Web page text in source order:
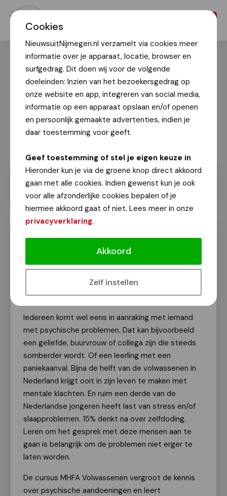
Cookies
NieuwsuitNijmegen.nl verzamelt via cookies meer
informatie over je apparaat, locatie, browser en
surfgedrag. Dit doen wij voor de volgende
doeleinden: Inzien van het bezoekersgedrag op
onze website en app, integreren van social media,
informatie op een apparaat opslaan en/of openen
en persoonlijk gemaakte advertenties, indien je
daar toestemming voor geeft.
Geef toestemming of stel je eigen keuze in
Hieronder kun je via de groene knop direct akkoord
gaan met alle cookies. Indien gewenst kun je ook
voor alle afzonderlijke cookies bepalen of je
hiermee akkoord gaat of niet. Lees meer in onze
privacyverklaring.
Akkoord
Zelf instellen
Cursusaanbod Mental Health First Aid,
Eerste hulp bij psychische problemen
regio Gelderland zuid in juni
Van onze redactie
8 april 2026
Iedereen komt wel eens in aanraking met iemand
met psychische problemen. Dat kan bijvoorbeeld
een geliefde, buurvrouw of collega zijn die steeds
somberder wordt. Of een leerling met een
paniekaanval. Bijna de helft van de volwassenen in
Nederland krijgt ooit in zijn leven te maken met
mentale klachten. En ruim een derde van de
Nederlandse jongeren heeft last van stress en/of
slaapproblemen. 15% denkt na over zelfdoding.
Leren om het gesprek met deze mensen aan te
gaan is belangrijk om de problemen niet erger te
laten worden.
De cursus MHFA Volwassenen vergroot de kennis
over psychische aandoeningen en leert